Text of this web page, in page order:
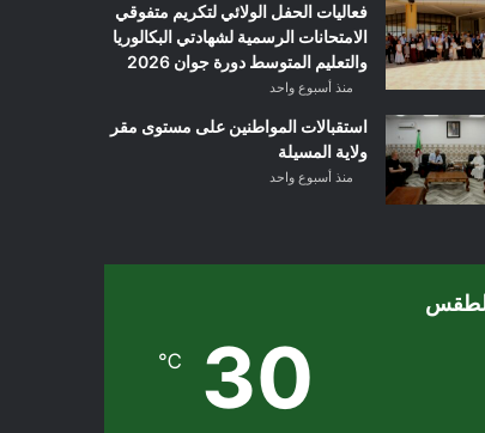
فعاليات الحفل الولائي لتكريم متفوقي
الامتحانات الرسمية لشهادتي البكالوريا
والتعليم المتوسط دورة جوان 2026
منذ أسبوع واحد
استقبالات المواطنين على مستوى مقر
ولاية المسيلة
منذ أسبوع واحد
30
℃